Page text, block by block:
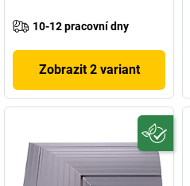
10-12 pracovní dny
Zobrazit 2 variant